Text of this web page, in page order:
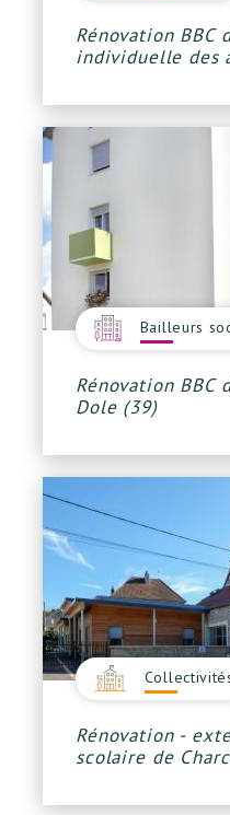
Rénovation BBC
individuelle des
Bailleurs
Rénovation BBC
Dole (39)
Rénovation -
scolaire de